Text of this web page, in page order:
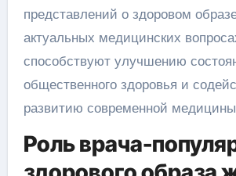
представлений о здоровом
актуальных медицинских
способствуют улучшению
общественного здоровья и
развитию современной
Роль врача-